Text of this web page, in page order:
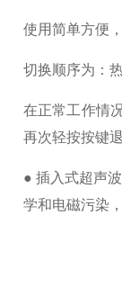
使用简单方便
切换顺序为：
在正常工作情
再次轻按按键
● 插入式超声
学和电磁污染